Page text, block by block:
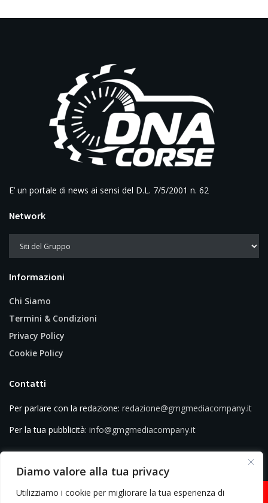
Diamo valore alla tua privacy
Utilizziamo i cookie per migliorare la tua esperienza di
E’ un portale di news ai sensi del D.L. 7/5/2001 n. 62
Network
Informazioni
Chi Siamo
Termini & Condizioni
Privacy Policy
Cookie Policy
Contatti
Per parlare con la redazione: redazione@gmgmediacompany.it
Per la tua pubblicità: info@gmgmediacompany.it